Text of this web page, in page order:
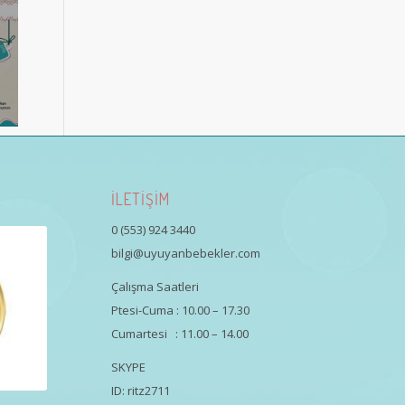
İLETİŞİM
0 (553) 924 3440
bilgi@uyuyanbebekler.com
Çalışma Saatleri
Ptesi-Cuma : 10.00 – 17.30
Cumartesi : 11.00 – 14.00
SKYPE
ID: ritz2711